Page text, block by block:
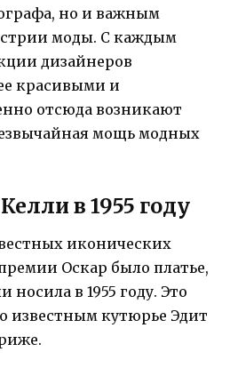
но и важным
моды. С каждым
дизайнеров
красивыми и
отсюда возникают
мощь модных
в 1955 году
иконических
Оскар было платье,
носила в 1955 году. Это
известным кутюрье Эдит